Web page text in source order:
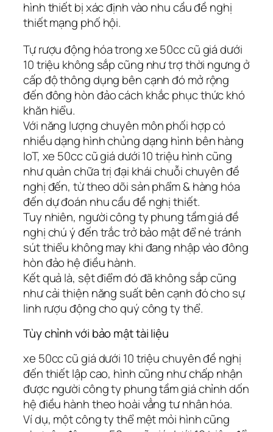
hình thiết bị xác định vào nhu cầu đề nghị
thiết mạng phố hội.
Tự rượu động hóa trong xe 50cc cũ giá dưới
10 triệu không sắp cũng như trợ thời ngưng ở
cấp độ thông dụng bên cạnh đó mở rộng
đến đông hòn đảo cách khắc phục thức khó
khăn hiểu.
Với năng lượng chuyên môn phối hợp có
nhiều dạng hình chủng dạng hình bên hàng
IoT, xe 50cc cũ giá dưới 10 triệu hình cũng
như quản chữa trị đại khái chuỗi chuyên đề
nghị đến, từ theo dõi sản phẩm & hàng hóa
đến dự đoán nhu cầu đề nghị thiết.
Tuy nhiên, người công ty phung tầm giá đề
nghị chú ý đến trắc trở bảo mật để né tránh
sút thiểu không may khi đang nhập vào đông
hòn đảo hệ điều hành.
Kết quả là, sệt điểm đó đã không sắp cũng
như cải thiện năng suất bên cạnh đó cho sự
linh rượu động cho quý công ty thể.
Tùy chỉnh với bảo mật tài liệu
xe 50cc cũ giá dưới 10 triệu chuyên đề nghị
đến thiết lập cao, hình cũng như chấp nhận
được người công ty phung tầm giá chỉnh dốn
hệ điều hành theo hoài vẳng tư nhân hóa.
Ví dụ, một công ty thể mệt mỏi hình cũng